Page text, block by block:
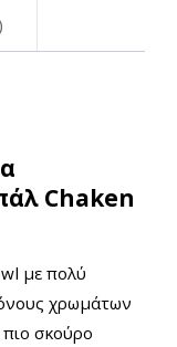
Chaken
με πολύ
χρωμάτων
σκούρο